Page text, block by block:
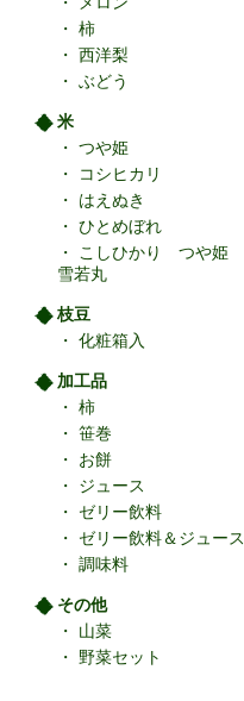
柿
西洋梨
ぶどう
米
つや姫
コシヒカリ
はえぬき
ひとめぼれ
こしひかり つや姫
雪若丸
枝豆
化粧箱入
加工品
柿
笹巻
お餅
ジュース
ゼリー飲料
ゼリー飲料＆ジュース
調味料
その他
山菜
野菜セット